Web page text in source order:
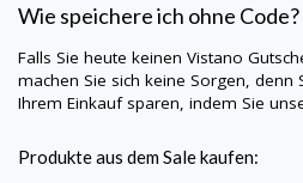
Wie speichere ich ohne Code?
Falls Sie heute keinen Vistano
machen Sie sich keine Sorgen,
Ihrem Einkauf sparen, indem Sie
Produkte aus dem Sale kaufen: